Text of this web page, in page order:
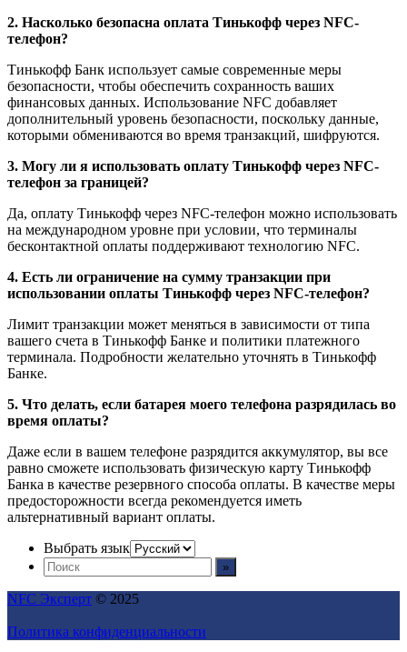
2. Насколько безопасна оплата Тинькофф через NFC-
телефон?
Тинькофф Банк использует самые современные меры
безопасности, чтобы обеспечить сохранность ваших
финансовых данных. Использование NFC добавляет
дополнительный уровень безопасности, поскольку данные,
которыми обмениваются во время транзакций, шифруются.
3. Могу ли я использовать оплату Тинькофф через NFC-
телефон за границей?
Да, оплату Тинькофф через NFC-телефон можно использовать
на международном уровне при условии, что терминалы
бесконтактной оплаты поддерживают технологию NFC.
4. Есть ли ограничение на сумму транзакции при
использовании оплаты Тинькофф через NFC-телефон?
Лимит транзакции может меняться в зависимости от типа
вашего счета в Тинькофф Банке и политики платежного
терминала. Подробности желательно уточнять в Тинькофф
Банке.
5. Что делать, если батарея моего телефона разрядилась во
время оплаты?
Даже если в вашем телефоне разрядится аккумулятор, вы все
равно сможете использовать физическую карту Тинькофф
Банка в качестве резервного способа оплаты. В качестве меры
предосторожности всегда рекомендуется иметь
альтернативный вариант оплаты.
Выбрать язык
NFC Эксперт © 2025
Политика конфиденциальности